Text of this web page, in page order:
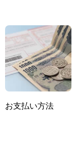
お支払い方法